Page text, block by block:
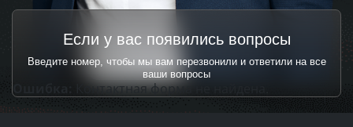
Если у вас появились вопросы
Введите номер, чтобы мы вам перезвонили и ответили на все
ваши вопросы
Контактная форма не найдена.